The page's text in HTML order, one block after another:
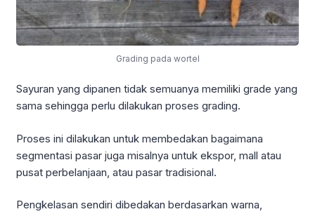
Grading pada wortel
Sayuran yang dipanen tidak semuanya memiliki grade yang
sama sehingga perlu dilakukan proses grading.
Proses ini dilakukan untuk membedakan bagaimana
segmentasi pasar juga misalnya untuk ekspor, mall atau
pusat perbelanjaan, atau pasar tradisional.
Pengkelasan sendiri dibedakan berdasarkan warna,